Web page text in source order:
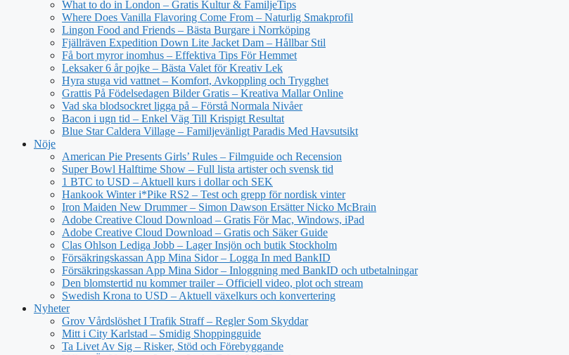
What to do in London – Gratis Kultur & FamiljeTips
Where Does Vanilla Flavoring Come From – Naturlig Smakprofil
Lingon Food and Friends – Bästa Burgare i Norrköping
Fjällräven Expedition Down Lite Jacket Dam – Hållbar Stil
Få bort myror inomhus – Effektiva Tips För Hemmet
Leksaker 6 år pojke – Bästa Valet för Kreativ Lek
Hyra stuga vid vattnet – Komfort, Avkoppling och Trygghet
Grattis På Födelsedagen Bilder Gratis – Kreativa Mallar Online
Vad ska blodsockret ligga på – Förstå Normala Nivåer
Bacon i ugn tid – Enkel Väg Till Krispigt Resultat
Blue Star Caldera Village – Familjevänligt Paradis Med Havsutsikt
Nöje
American Pie Presents Girls’ Rules – Filmguide och Recension
Super Bowl Halftime Show – Full lista artister och svensk tid
1 BTC to USD – Aktuell kurs i dollar och SEK
Hankook Winter i*Pike RS2 – Test och grepp för nordisk vinter
Iron Maiden New Drummer – Simon Dawson Ersätter Nicko McBrain
Adobe Creative Cloud Download – Gratis För Mac, Windows, iPad
Adobe Creative Cloud Download – Gratis och Säker Guide
Clas Ohlson Lediga Jobb – Lager Insjön och butik Stockholm
Försäkringskassan App Mina Sidor – Logga In med BankID
Försäkringskassan App Mina Sidor – Inloggning med BankID och utbetalningar
Den blomstertid nu kommer trailer – Officiell video, plot och stream
Swedish Krona to USD – Aktuell växelkurs och konvertering
Nyheter
Grov Vårdslöshet I Trafik Straff – Regler Som Skyddar
Mitt i City Karlstad – Smidig Shoppingguide
Ta Livet Av Sig – Risker, Stöd och Förebyggande